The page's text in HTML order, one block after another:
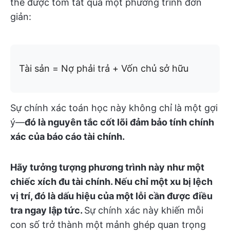
thể được tóm tắt qua một phương trình đơn
giản:
Tài sản = Nợ phải trả + Vốn chủ sở hữu
Sự chính xác toán học này không chỉ là một gợi
ý—đó là nguyên tắc cốt lõi đảm bảo tính chính
xác của báo cáo tài chính.
Hãy tưởng tượng phương trình này như một
chiếc xích đu tài chính. Nếu chỉ một xu bị lệch
vị trí, đó là dấu hiệu của một lỗi cần được điều
tra ngay lập tức. Sự chính xác này khiến mỗi
con số trở thành một mảnh ghép quan trọng